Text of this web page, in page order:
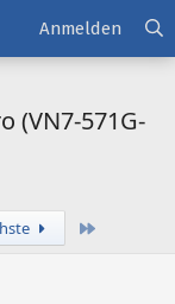
Anmelden
(VN7-571G-